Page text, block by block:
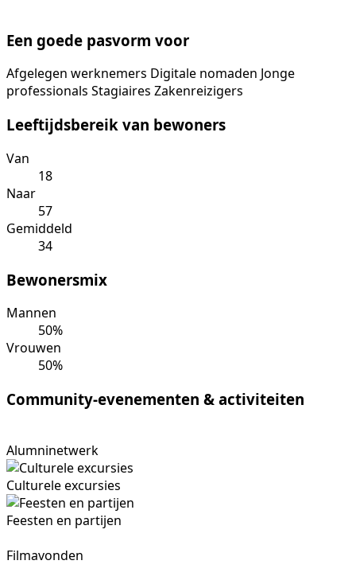
Een goede pasvorm voor
Afgelegen werknemers Digitale nomaden Jonge
professionals Stagiaires Zakenreizigers
Leeftijdsbereik van bewoners
Van
18
Naar
57
Gemiddeld
34
Bewonersmix
Mannen
50%
Vrouwen
50%
Community-evenementen & activiteiten
Alumninetwerk
Culturele excursies
Feesten en partijen
Filmavonden